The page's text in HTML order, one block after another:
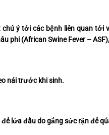
ý tới các bệnh liên quan
phi (African Swine Fever –
nái trước khi sinh.
lứa đầu do gắng sức rặn đẻ